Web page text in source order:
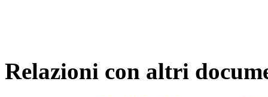
Relazioni con altri